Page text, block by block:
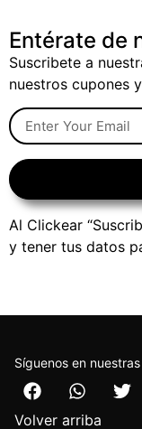
Entérate de
Suscribete a
nuestros cupones
Al Clickear
y tener tus datos
Síguenos en
Volver arriba